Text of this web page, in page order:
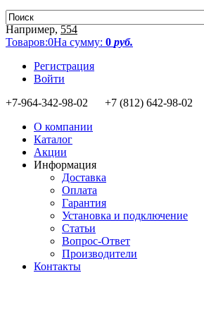
Например, 554
Товаров:0На сумму: 0 руб.
Регистрация
Войти
+7-964-342-98-02 +7 (812) 642-98-02
О компании
Каталог
Акции
Информация
Доставка
Оплата
Гарантия
Установка и подключение
Статьи
Вопрос-Ответ
Производители
Контакты